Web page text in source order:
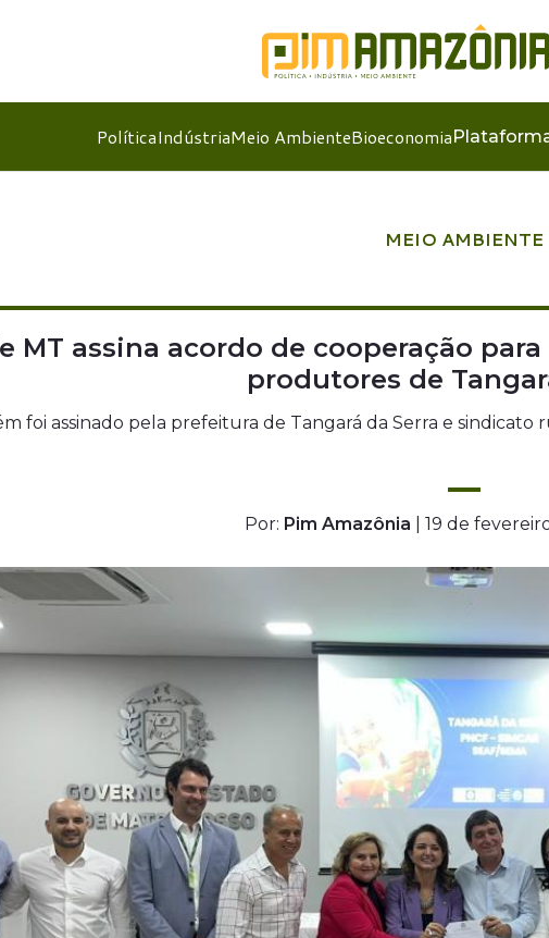
PolíticaIndústriaMeio AmbienteBioeconomia
MEIO AMBIENTE
MT assina acordo de cooperação
produtores de
foi assinado pela prefeitura de Tangará da Serra e
Por: Pim Amazônia | 19 de